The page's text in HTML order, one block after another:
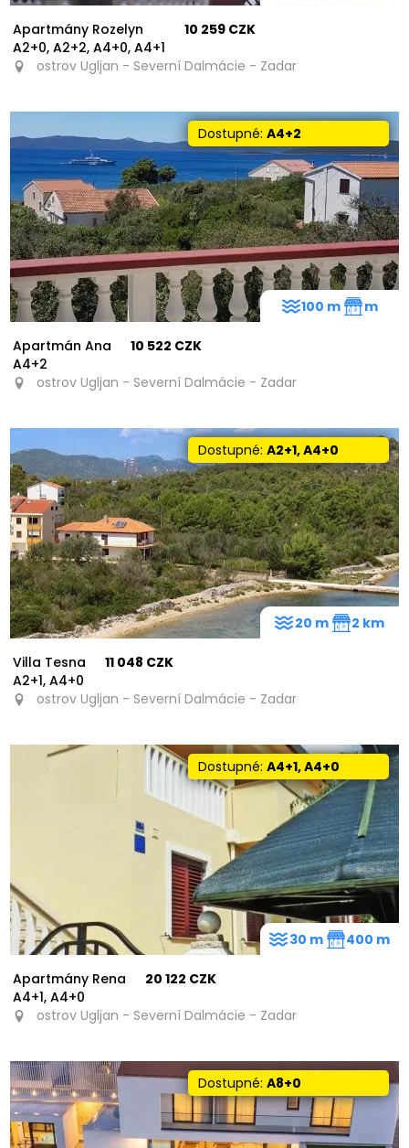
Apartmány Rozelyn
A2+0, A2+2, A4+0, A4+1
10 259 CZK
ostrov Ugljan - Severní Dalmácie - Zadar
Dostupné:A4+2
Apartmán Ana
A4+2
10 522 CZK
ostrov Ugljan - Severní Dalmácie - Zadar
100 m m
Dostupné:A2+1, A4+0
Villa Tesna
A2+1, A4+0
11 048 CZK
ostrov Ugljan - Severní Dalmácie - Zadar
20 m 2 km
Dostupné:A4+1, A4+0
Apartmány Rena
A4+1, A4+0
20 122 CZK
ostrov Ugljan - Severní Dalmácie - Zadar
30 m 400 m
Dostupné:A8+0